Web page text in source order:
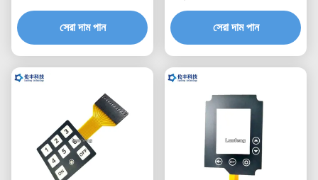
মেটাল ডোম ট্যাকটাইল সুইচ
সেরা দাম পান
আঠালো
সেরা দাম পান